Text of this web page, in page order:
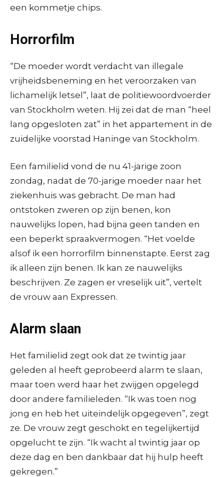
een kommetje chips.
Horrorfilm
“De moeder wordt verdacht van illegale
vrijheidsbeneming en het veroorzaken van
lichamelijk letsel”, laat de politiewoordvoerder
van Stockholm weten. Hij zei dat de man “heel
lang opgesloten zat” in het appartement in de
zuidelijke voorstad Haninge van Stockholm.
Een familielid vond de nu 41-jarige zoon
zondag, nadat de 70-jarige moeder naar het
ziekenhuis was gebracht. De man had
ontstoken zweren op zijn benen, kon
nauwelijks lopen, had bijna geen tanden en
een beperkt spraakvermogen. “Het voelde
alsof ik een horrorfilm binnenstapte. Eerst zag
ik alleen zijn benen. Ik kan ze nauwelijks
beschrijven. Ze zagen er vreselijk uit”, vertelt
de vrouw aan Expressen.
Alarm slaan
Het familielid zegt ook dat ze twintig jaar
geleden al heeft geprobeerd alarm te slaan,
maar toen werd haar het zwijgen opgelegd
door andere familieleden. “Ik was toen nog
jong en heb het uiteindelijk opgegeven”, zegt
ze. De vrouw zegt geschokt en tegelijkertijd
opgelucht te zijn. “Ik wacht al twintig jaar op
deze dag en ben dankbaar dat hij hulp heeft
gekregen.”